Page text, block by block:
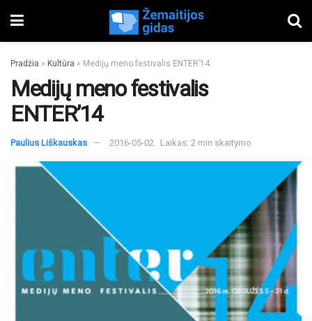
Pradžia » Kultūra » Medijų meno festivalis ENTER’14
Medijų meno festivalis
ENTER’14
Paulius Liškauskas 2016-05-02 Laikas: 2 min skaitymo